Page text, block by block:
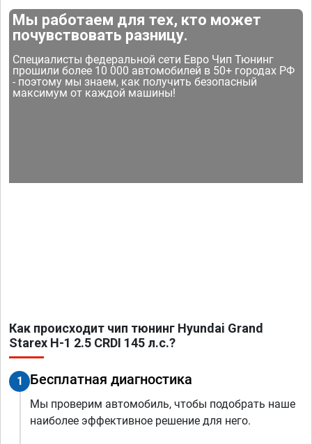
Мы работаем для тех, кто может
почувствовать разницу.
Специалисты федеральной сети Евро Чип Тюнинг
прошили более 10 000 автомобилей в 50+ городах РФ
- поэтому мы знаем, как получить безопасный
максимум от каждой машины!
Как происходит чип тюнинг Hyundai Grand
Starex H-1 2.5 CRDI 145 л.с.?
1 Бесплатная диагностика
Мы проверим автомобиль, чтобы подобрать наше
наиболее эффективное решение для него.